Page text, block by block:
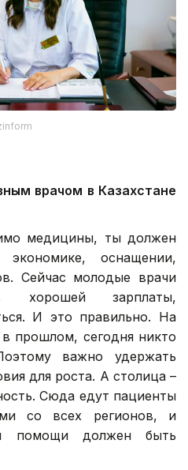
врачом в Казахстане
медицины, ты должен
оснащении,
Сейчас молодые врачи
хорошей зарплаты,
И это правильно. На
прошлом, сегодня никто
важно удержать
для роста. А столица –
Сюда едут пациенты
со всех регионов, и
помощи должен быть